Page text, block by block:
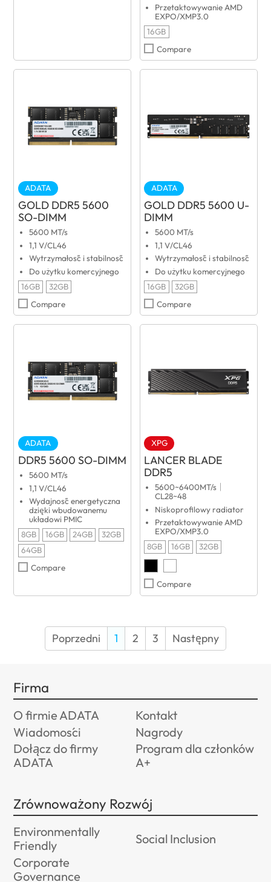
Przetaktowywanie AMD
EXPO/XMP3.0
16GB
Compare
ADATA
GOLD DDR5 5600
SO-DIMM
5600 MT/s
1,1 V/CL46
Wytrzymałość i stabilność
Do użytku komercyjnego
16GB
32GB
Compare
ADATA
GOLD DDR5 5600 U-
DIMM
5600 MT/s
1,1 V/CL46
Wytrzymałość i stabilność
Do użytku komercyjnego
16GB
32GB
Compare
ADATA
DDR5 5600 SO-DIMM
5600 MT/s
1,1 V/CL46
Wydajność energetyczna
dzięki wbudowanemu
układowi PMIC
8GB
16GB 24GB
32GB
64GB
Compare
XPG
LANCER BLADE
DDR5
5600~6400MT/s｜
CL28~48
Niskoprofilowy radiator
Przetaktowywanie AMD
EXPO/XMP3.0
8GB
16GB 32GB
Compare
Poprzedni 1 2 3 Następny
Firma
O firmie ADATA
Kontakt
Wiadomości
Nagrody
Dołącz do firmy
ADATA
Program dla członków
A+
Zrównoważony Rozwój
Environmentally
Friendly
Social Inclusion
Corporate
Governance